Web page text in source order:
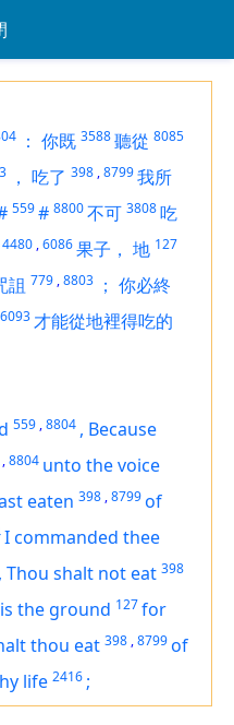
： 你既 3588聽從 8085
， 吃了 398 ,8799我所
559# 8800不可 3808吃
4480 ,6086果子， 地 127
詛 779 ,8803 ； 你必終
6093才能從地裡得吃的
559 ,8804 , Because
,8804 unto the voice
eaten 398 ,8799of
I commanded thee
, Thou shalt not eat 398
is the ground 127for
thou eat 398 ,8799of
life 2416 ;